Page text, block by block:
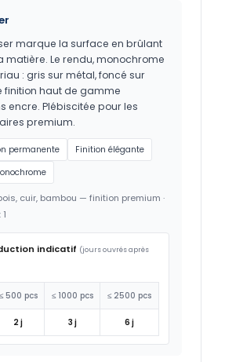
marque la surface en brûlant
matière. Le rendu, monochrome
: gris sur métal, foncé sur
finition haut de gamme
encre. Plébiscitée pour les
premium.
permanente
Finition élégante
cuir, bambou — finition premium ·
1
indicatif (jours ouvrés après
≤ 500 pcs ≤ 1000 pcs ≤ 2500 pcs
2 j 3 j 6 j